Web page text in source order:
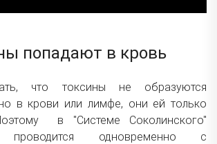
попадают в кровь
что токсины не образуются
в крови или лимфе, они ей только
в "Системе Соколинского"
проводится одновременно с